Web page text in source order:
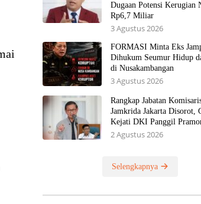
Dugaan Potensi Kerugian
Rp6,7 Miliar
3 Agustus 2026
FORMASI Minta Eks
Dihukum Seumur Hidup
di Nusakambangan
3 Agustus 2026
Rangkap Jabatan
Jamkrida Jakarta Disorot,
Kejati DKI Panggil
2 Agustus 2026
Selengkapnya